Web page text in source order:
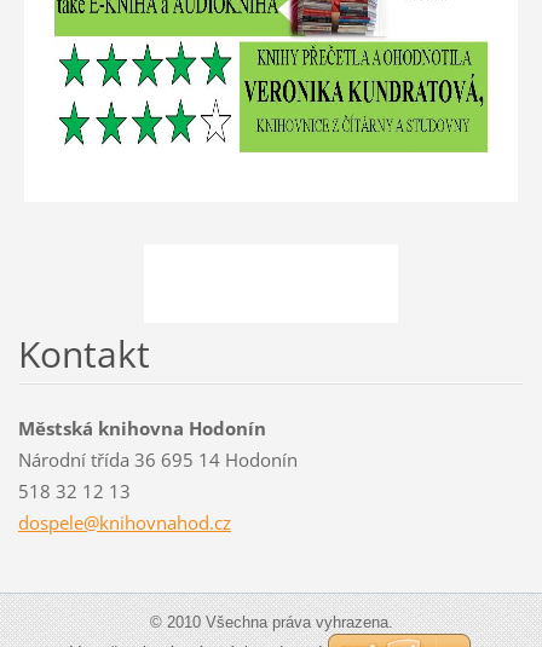
Kontakt
Městská knihovna Hodonín
Národní třída 36 695 14 Hodonín
518 32 12 13
dospele@knihovnahod.cz
© 2010 Všechna práva vyhrazena.